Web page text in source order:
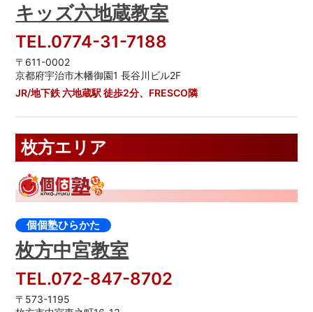
キッズ六地蔵教室
TEL.0774-31-7188
〒611-0002
京都府宇治市木幡御園1 長谷川ビル2F
JR/地下鉄 六地蔵駅 徒歩2分、FRESCO隣
枚方エリア
個個塾ひらかた
枚方中宮教室
TEL.072-847-8702
〒573-1195